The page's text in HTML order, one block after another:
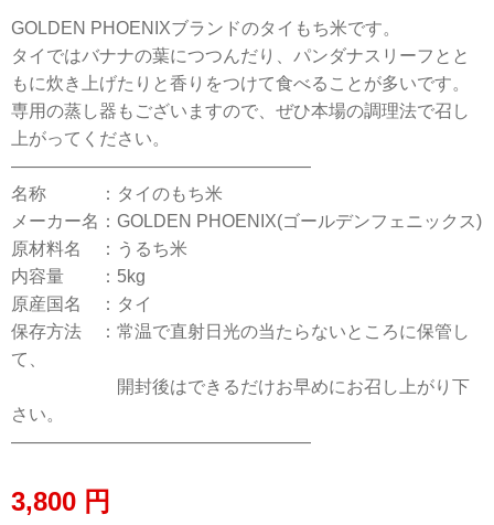
GOLDEN PHOENIXブランドのタイもち米です。
タイではバナナの葉につつんだり、パンダナスリーフとと
もに炊き上げたりと香りをつけて食べることが多いです。
専用の蒸し器もございますので、ぜひ本場の調理法で召し
上がってください。
—————————————————
名称 ：タイのもち米
メーカー名：GOLDEN PHOENIX(ゴールデンフェニックス)
原材料名 ：うるち米
内容量 ：5kg
原産国名 ：タイ
保存方法 ：常温で直射日光の当たらないところに保管し
て、
開封後はできるだけお早めにお召し上がり下
さい。
—————————————————
3,800 円